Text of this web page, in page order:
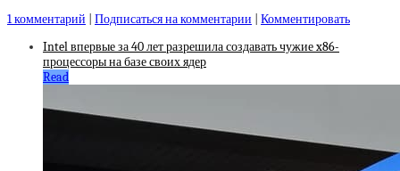
1 комментарий
Подписаться на комментарии
Комментировать
Intel впервые за 40 лет разрешила создавать чужие x86-
процессоры на базе своих ядер
Read